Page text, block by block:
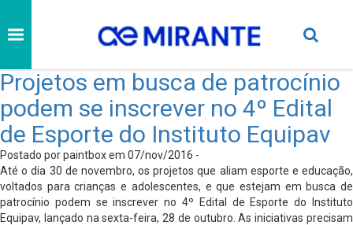
Projetos em busca de patrocínio
podem se inscrever no 4º Edital
de Esporte do Instituto Equipav
Postado por paintbox em 07/nov/2016 -
Até o dia 30 de novembro, os projetos que aliam esporte e educação,
voltados para crianças e adolescentes, e que estejam em busca de
patrocínio podem se inscrever no 4º Edital de Esporte do Instituto
Equipav, lançado na sexta-feira, 28 de outubro. As iniciativas precisam